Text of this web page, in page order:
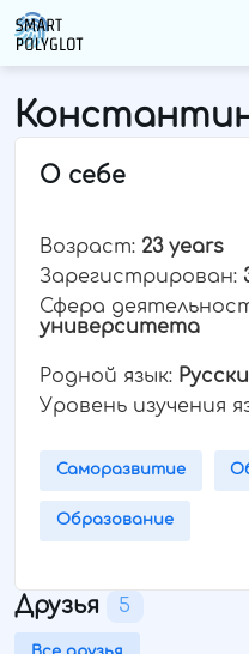
О себе
Возраст: 23 years
Зарегистрирован:
Сфера
университета
Родной язык:
Уровень изучения
Саморазвитие
Образование
Друзья 5